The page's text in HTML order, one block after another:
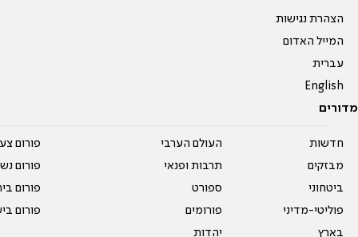
הצהרת נגישות
המייל האדום
עברית
English
מדורים
חדשות
מבזקים
ביטחוני
פוליטי-מדיני
בארץ
העולם הערבי
תרבות ופנאי
ספורט
פורומים
יהדות
פורום
פורום
פורום
פורום